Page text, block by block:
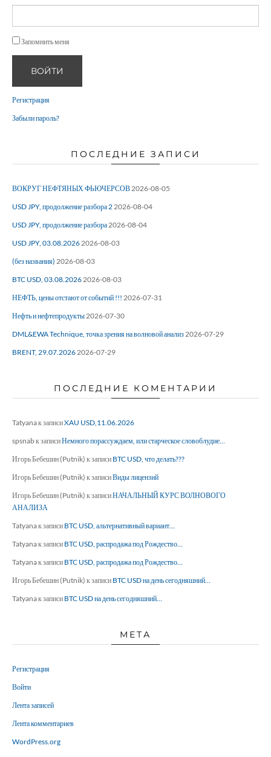
Запомнить меня
ВОЙТИ
Регистрация
Забыли пароль?
ПОСЛЕДНИЕ ЗАПИСИ
ВОКРУГ НЕФТЯНЫХ ФЬЮЧЕРСОВ 2026-08-05
USD JPY, продолжение разбора 2 2026-08-04
USD JPY, продолжение разбора 2026-08-04
USD JPY, 03.08.2026 2026-08-03
(без названия) 2026-08-03
BTC USD, 03.08.2026 2026-08-03
НЕФТЬ, цены отстают от событий !!! 2026-07-31
Нефть и нефтепродукты 2026-07-30
DML&EWA Technique, точка зрения на волновой анализ 2026-07-29
BRENT, 29.07.2026 2026-07-29
ПОСЛЕДНИЕ КОМЕНТАРИИ
Tatyanaк записиXAU USD,11.06.2026
spsnabк записиНемного порассуждаем, или старческое словоблудие…
Игорь Бебешин (Putnik) к записи BTC USD, что делать???
Игорь Бебешин (Putnik) к записиВиды лицензий
Игорь Бебешин (Putnik) к записиНАЧАЛЬНЫЙ КУРС ВОЛНОВОГО
АНАЛИЗА
Tatyanaк записи BTC USD, альтернативный вариант…
Tatyanaк записи BTC USD, распродажа под Рождество…
Tatyanaк записи BTC USD, распродажа под Рождество…
Игорь Бебешин (Putnik) к записи BTC USD на день сегодняшний…
Tatyanaк записи BTC USD на день сегодняшний…
МЕТА
Регистрация
Войти
Лента записей
Лента комментариев
WordPress.org